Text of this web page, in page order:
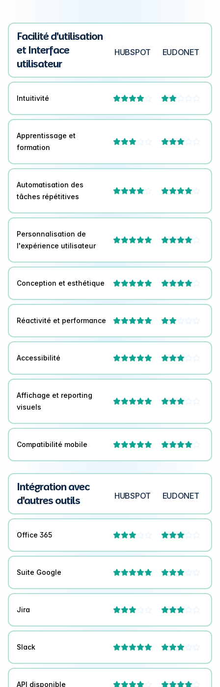
Facilité d'utilisation
et Interface
utilisateur
HUBSPOT EUDONET
Intuitivité  
Apprentissage et
formation
 
Automatisation des
tâches répétitives
 
Personnalisation de
l'expérience utilisateur
 
Conception et esthétique  
Réactivité et performance  
Accessibilité  
Affichage et reporting
visuels
 
Compatibilité mobile  
Intégration avec
d'autres outils
HUBSPOT EUDONET
Office 365  
Suite Google  
Jira  
Slack  
API disponible  